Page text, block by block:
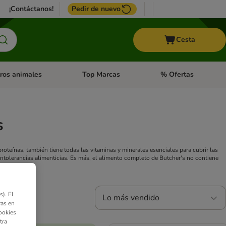
¡Contáctanos! Pedir de nuevo
Cesta
Roedores y +
de categoria abierto: Pájaros
animales Menú de categoria abierto: Otros animales
Top Marcas Menú de categoria
% Ofertas
también tiene todas las vitaminas y minerales esenciales para cubrir las
alimenticias. Es más, el alimento completo de Butcher's no contiene
Lo más vendido
El
en